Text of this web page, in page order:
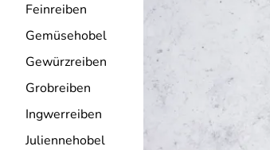
Feinreiben
Gemüsehobel
Gewürzreiben
Grobreiben
Ingwerreiben
Juliennehobel